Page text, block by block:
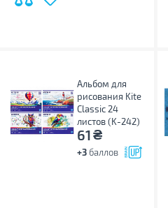
Альбом для
рисования Kite
Classic 24
листов (K-242)
61₴
+3 баллов